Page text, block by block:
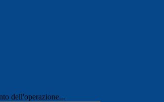
dell'operazione...